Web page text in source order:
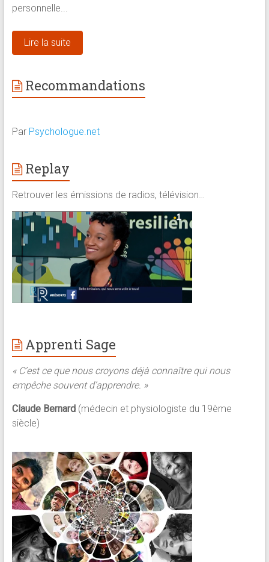
personnelle...
Lire la suite
Recommandations
Par Psychologue.net
Replay
Retrouver les émissions de radios, télévision…
Apprenti Sage
« C’est ce que nous croyons déjà connaître qui nous
empêche souvent d’apprendre. »
Claude Bernard (médecin et physiologiste du 19ème
siècle)